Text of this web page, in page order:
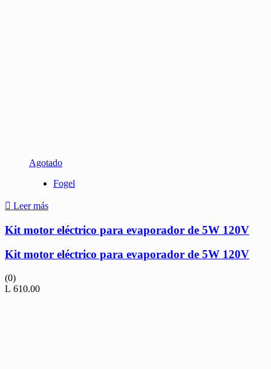
Agotado
Fogel
Leer más
Kit motor eléctrico para evaporador de 5W 120V
Kit motor eléctrico para evaporador de 5W 120V
(0)
L 610.00